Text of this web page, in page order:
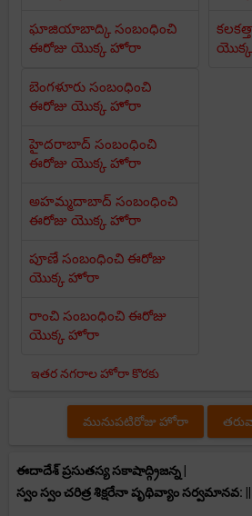
ఘాజియాబాద్కి సంబంధించి
ఈరోజు యొక్క హోరా
బెంగళూరు సంబంధించి
ఈరోజు యొక్క హోరా
హైదరాబాద్ సంబంధించి
ఈరోజు యొక్క హోరా
అహమ్మదాబాద్ సంబంధించి
ఈరోజు యొక్క హోరా
పూణే సంబంధించి ఈరోజు
యొక్క హోరా
రాంచి సంబంధించి ఈరోజు
యొక్క హోరా
ఇతర నగరాల హోరా కొరకు
మునుపటిరోజు హోరా
ఈదాదేశ్ ప్రసుతస్య సకాషాద్గ్రిజన్న |
స్వం స్వం చరిత్ర శిక్షరేనా పృథివ్యాం సర్వమానవ: ||